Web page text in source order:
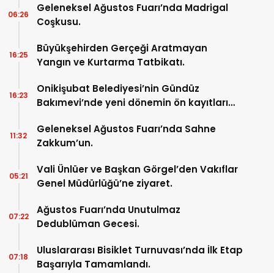
Geleneksel Ağustos Fuarı’nda Madrigal
Coşkusu.
06:26
Büyükşehirden Gerçeği Aratmayan
Yangın ve Kurtarma Tatbikatı.
16:25
Onikişubat Belediyesi’nin Gündüz
Bakımevi’nde yeni dönemin ön kayıtları
16:23
Geleneksel Ağustos Fuarı’nda Sahne
Zakkum’un.
11:32
Vali Ünlüer ve Başkan Görgel’den Vakıflar
Genel Müdürlüğü’ne ziyaret.
05:21
Ağustos Fuarı’nda Unutulmaz
Dedublüman Gecesi.
07:22
Uluslararası Bisiklet Turnuvası’nda İlk Etap
Başarıyla Tamamlandı.
07:18